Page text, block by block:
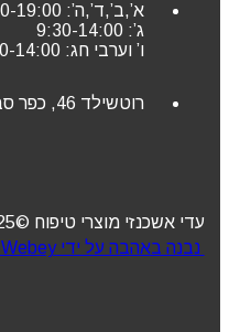
א’,ב’,ד’,ה’: 9:30-19:00
ג’: 9:30-14:00
ו’ וערבי חג: 9:00-14:00
רוטשילד 46, כפר סבא
עדי אשכנזי מוצרי טיפוח ©2025 כל הזכויות שמורות
נבנה באהבה על ידי Omri Salhov & Webey